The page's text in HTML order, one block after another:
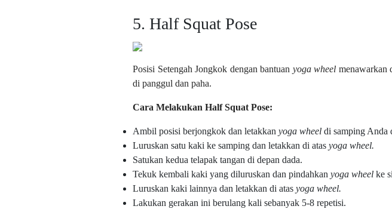
5. Half Squat Pose
Posisi Setengah Jongkok dengan bantuan yoga wheel menawarkan
di panggul dan paha.
Cara Melakukan Half Squat Pose:
Ambil posisi berjongkok dan letakkanyoga wheel di samping Anda
Luruskan satu kaki ke samping dan letakkan di atasyoga wheel.
Satukan kedua telapak tangan di depan dada.
Tekuk kembali kaki yang diluruskan dan pindahkanyoga wheel ke
Luruskan kaki lainnya dan letakkan di atasyoga wheel.
Lakukan gerakan ini berulang kali sebanyak 5-8 repetisi.